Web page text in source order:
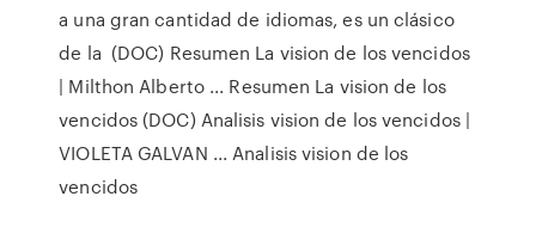
a una gran cantidad de idiomas, es un clásico
de la (DOC) Resumen La vision de los vencidos
| Milthon Alberto ... Resumen La vision de los
vencidos (DOC) Analisis vision de los vencidos |
VIOLETA GALVAN ... Analisis vision de los
vencidos